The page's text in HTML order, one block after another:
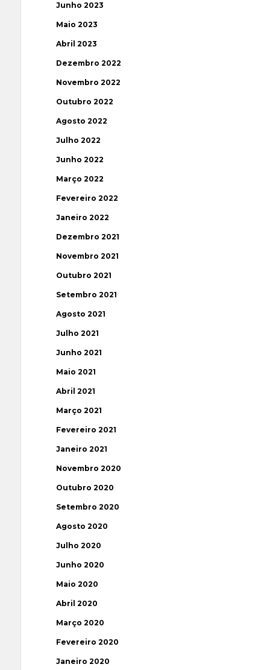
Junho 2023
Maio 2023
Abril 2023
Dezembro 2022
Novembro 2022
Outubro 2022
Agosto 2022
Julho 2022
Junho 2022
Março 2022
Fevereiro 2022
Janeiro 2022
Dezembro 2021
Novembro 2021
Outubro 2021
Setembro 2021
Agosto 2021
Julho 2021
Junho 2021
Maio 2021
Abril 2021
Março 2021
Fevereiro 2021
Janeiro 2021
Novembro 2020
Outubro 2020
Setembro 2020
Agosto 2020
Julho 2020
Junho 2020
Maio 2020
Abril 2020
Março 2020
Fevereiro 2020
Janeiro 2020